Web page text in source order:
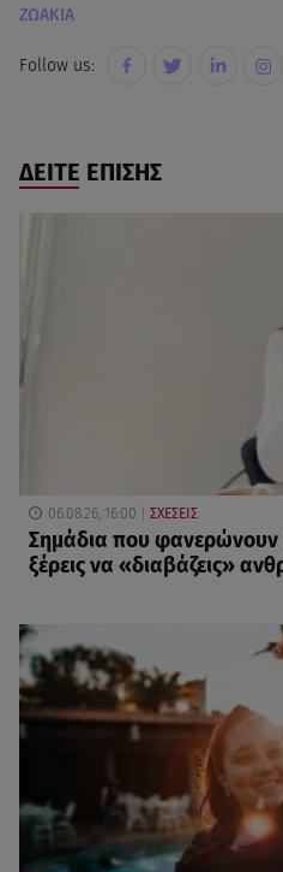
ΖΩΑΚΙΑ
Follow us:
ΔΕΙΤΕ ΕΠΙΣΗΣ
06.08.26, 16:00 ΣΧΕΣΕΙΣ
Σημάδια που φανερώνουν
ξέρεις να «διαβάζεις»